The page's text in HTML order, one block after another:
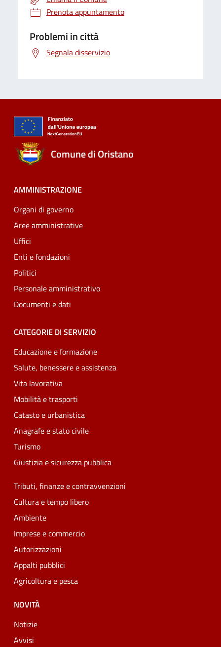
Prenota appuntamento
Problemi in città
Segnala disservizio
Comune di Oristano
AMMINISTRAZIONE
Organi di governo
Aree amministrative
Uffici
Enti e fondazioni
Politici
Personale amministrativo
Documenti e dati
CATEGORIE DI SERVIZIO
Educazione e formazione
Salute, benessere e assistenza
Vita lavorativa
Mobilità e trasporti
Catasto e urbanistica
Anagrafe e stato civile
Turismo
Giustizia e sicurezza pubblica
Tributi, finanze e contravvenzioni
Cultura e tempo libero
Ambiente
Imprese e commercio
Autorizzazioni
Appalti pubblici
Agricoltura e pesca
NOVITÀ
Notizie
Avvisi